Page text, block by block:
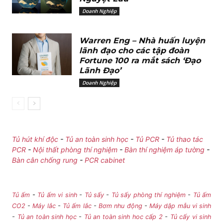
Doanh Nghiệp
Warren Eng – Nhà huấn luyện
lãnh đạo cho các tập đoàn
Fortune 100 ra mắt sách ‘Đạo
Lãnh Đạo’
Doanh Nghiệp
Tủ hút khí độc - Tủ an toàn sinh học - Tủ PCR - Tủ thao tác
PCR - Nội thất phòng thí nghiệm - Bàn thí nghiệm áp tường -
Bàn cân chống rung - PCR cabinet
Tủ ấm - Tủ ấm vi sinh- Tủ sấy - Tủ sấy phòng thí nghiệm- Tủ ấm
CO2 -Máy lắc- Tủ ấm lắc-Bơm nhu động-Máy dập mẫu vi sinh
- Tủ an toàn sinh học- Tủ an toàn sinh hoc cấp 2 - Tủ cấy vi sinh